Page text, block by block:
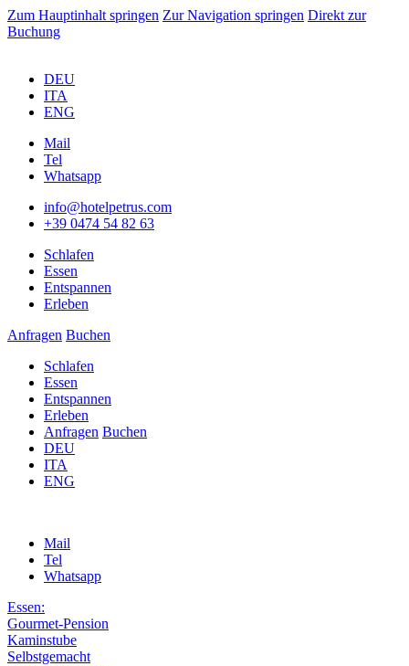
Zum Hauptinhalt springen Zur Navigation springen Direkt zur
Buchung
DEU
ITA
ENG
Mail
Tel
Whatsapp
info@hotelpetrus.com
+39 0474 54 82 63
Schlafen
Essen
Entspannen
Erleben
Anfragen Buchen
Schlafen
Essen
Entspannen
Erleben
Anfragen Buchen
DEU
ITA
ENG
Mail
Tel
Whatsapp
Essen:
Gourmet-Pension
Kaminstube
Selbstgemacht